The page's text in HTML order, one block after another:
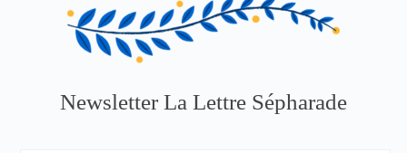
Newsletter La Lettre Sépharade